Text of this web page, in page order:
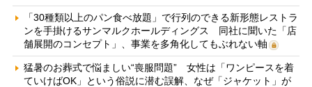
「30種類以上のパン食べ放題」で行列のできる新形態レストラ
ンを手掛けるサンマルクホールディングス 同社に聞いた「店
舗展開のコンセプト」、事業を多角化してもぶれない軸
猛暑のお葬式で悩ましい“喪服問題” 女性は「ワンピースを着
ていけばOK」という俗説に潜む誤解、なぜ「ジャケット」が